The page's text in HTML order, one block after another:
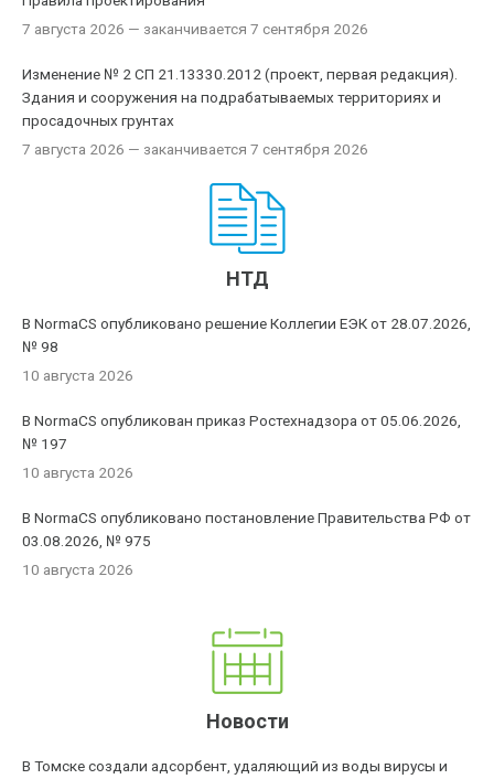
7 августа 2026 — заканчивается 7 сентября 2026
Изменение № 2 СП 21.13330.2012 (проект, первая редакция).
Здания и сооружения на подрабатываемых территориях и
просадочных грунтах
7 августа 2026 — заканчивается 7 сентября 2026
НТД
В NormaCS опубликовано решение Коллегии ЕЭК от 28.07.2026,
№ 98
10 августа 2026
В NormaCS опубликован приказ Ростехнадзора от 05.06.2026,
№ 197
10 августа 2026
В NormaCS опубликовано постановление Правительства РФ от
03.08.2026, № 975
10 августа 2026
Новости
В Томске создали адсорбент, удаляющий из воды вирусы и